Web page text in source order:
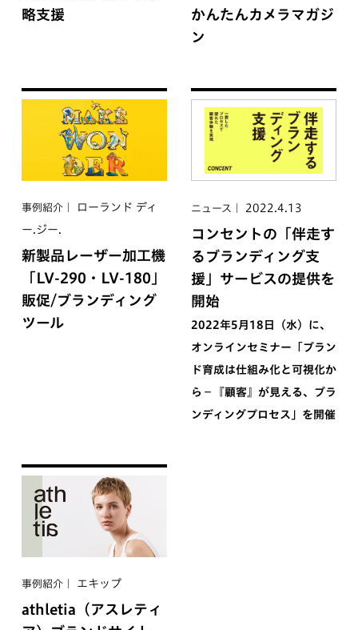
略支援
かんたんカメラマガジ
ン
事例紹介
ローランド ディ
ー.ジー.
新製品レーザー加工機
「LV-290・LV-180」
販促/ブランディング
ツール
ニュース 2022.4.13
コンセントの「伴走す
るブランディング支
援」サービスの提供を
開始
2022年5月18日（水）に、
オンラインセミナー「ブラン
ド育成は仕組み化と可視化か
ら−『顧客』が見える、ブラ
ンディングプロセス」を開催
事例紹介 エキップ
athletia（アスレティ